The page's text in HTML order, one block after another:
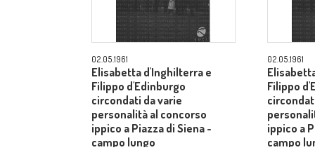
02.05.1961
Elisabetta d'Inghilterra e
Filippo d'Edinburgo
circondati da varie
personalità al concorso
ippico a Piazza di Siena -
campo lungo
02.05.1961
Filippo
ippico a
campo